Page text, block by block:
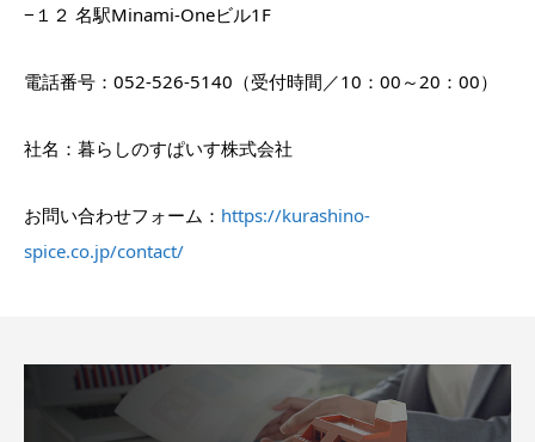
−１２ 名駅Minami-Oneビル1F
電話番号：052-526-5140（受付時間／10：00～20：00）
社名：暮らしのすぱいす株式会社
お問い合わせフォーム： https://kurashino-
spice.co.jp/contact/